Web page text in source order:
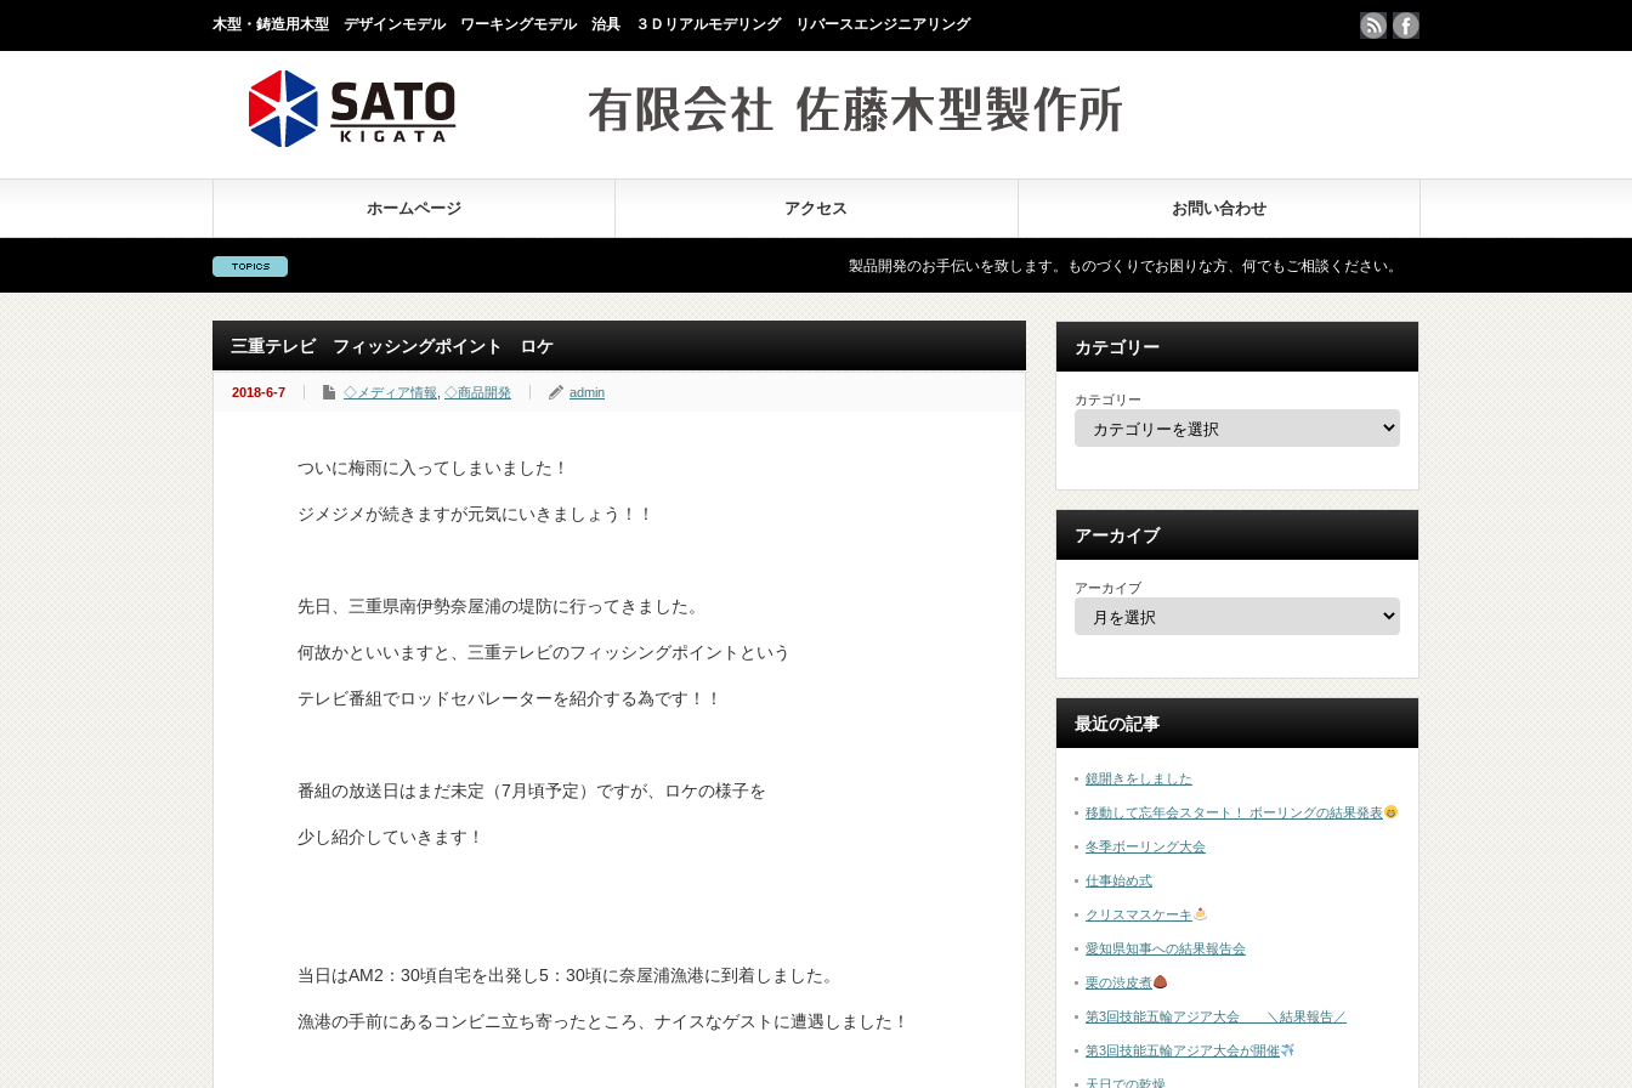
木型・鋳造用木型 デザインモデル ワーキングモデル 治具 ３Ｄリアルモデリング リバースエンジニアリング
ホームページ アクセス お問い合わせ
製品開発のお手伝いを致します。ものづくりでお困りな方、何でもご相談ください。 リーバースエンジニアリング・3Ｄ
三重テレビ フィッシングポイント ロケ
2018-6-7 ◇メディア情報 ◇商品開発 admin
ついに梅雨に入ってしまいました！
ジメジメが続きますが元気にいきましょう！！
先日、三重県南伊勢奈屋浦の堤防に行ってきました。
何故かといいますと、三重テレビのフィッシングポイントという
テレビ番組でロッドセパレーターを紹介する為です！！
番組の放送日はまだ未定（7月頃予定）ですが、ロケの様子を
少し紹介していきます！
当日はAM2：30頃自宅を出発し5：30頃に奈屋浦漁港に到着しました。
漁港の手前にあるコンビニ立ち寄ったところ、ナイスなゲストに遭遇しました！
カテゴリー
カテゴリー
アーカイブ
アーカイブ
最近の記事
鏡開きをしました
移動して忘年会スタート！ ボーリングの結果発表
冬季ボーリング大会
仕事始め式
クリスマスケーキ
愛知県知事への結果報告会
栗の渋皮煮
第3回技能五輪アジア大会 ＼結果報告／
第3回技能五輪アジア大会が開催
天日での乾燥